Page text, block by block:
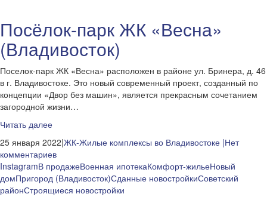
Посёлок-парк ЖК «Весна»
(Владивосток)
Поселок-парк ЖК «Весна» расположен в районе ул. Бринера, д. 46
в г. Владивостоке. Это новый современный проект, созданный по
концепции «Двор без машин», является прекрасным сочетанием
загородной жизни…
Читать далее
25 января 2022|ЖК-Жилые комплексы во Владивостоке |Нет
комментариев
InstagramВ продажеВоенная ипотекаКомфорт-жильеНовый
домПригород (Владивосток)Сданные новостройкиСоветский
районСтроящиеся новостройки